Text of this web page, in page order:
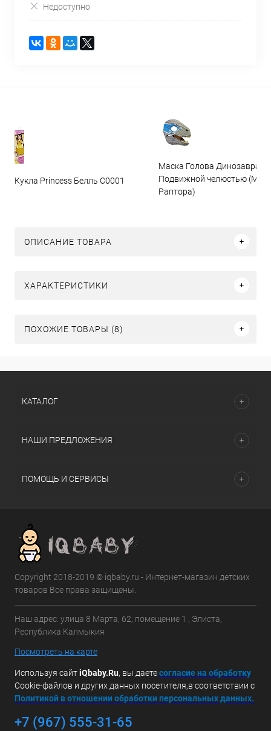
Недоступно
Кукла Princess Белль C0001
Маска Голова Динозавра с
Подвижной челюстью
Раптора)
ОПИСАНИЕ ТОВАРА
ХАРАКТЕРИСТИКИ
ПОХОЖИЕ ТОВАРЫ (8)
КАТАЛОГ
НАШИ ПРЕДЛОЖЕНИЯ
ПОМОЩЬ И СЕРВИСЫ
Copyright 2018-2019 © iqbaby.ru - Интернет-магазин детских
товаров Все права защищены.
Наш адрес: улица 8 Марта, 62, помещение 1 , Элиста,
Республика Калмыкия
Посмотреть на карте
Используя сайтiQbaby.Ru, вы даетесогласие на обработку
Cookie-файлов и других данных посетителя,в соответствии с
Политикой в отношении обработки персональных данных.
+7 (967) 555-31-65